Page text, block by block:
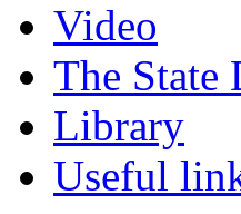
Video
The State
Library
Useful